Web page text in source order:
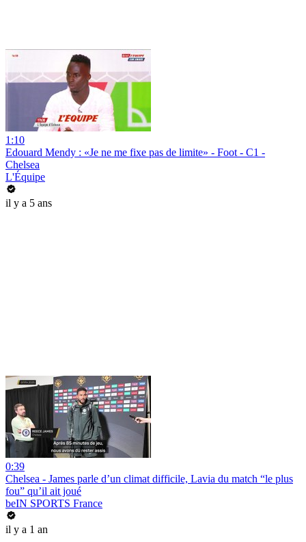
1:10
Edouard Mendy : «Je ne me fixe pas de limite» - Foot - C1 -
Chelsea
L'Équipe
il y a 5 ans
0:39
Chelsea - James parle d’un climat difficile, Lavia du match “le plus
fou” qu’il ait joué
beIN SPORTS France
il y a 1 an